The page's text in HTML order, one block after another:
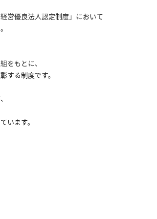
営優良法人認定制度」において
をもとに、
する制度です。
います。